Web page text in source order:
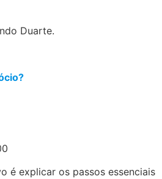
Duarte.
é explicar os passos essenciais